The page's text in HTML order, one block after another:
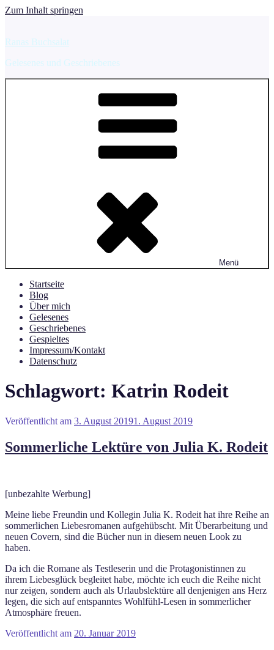
Zum Inhalt springen
Ranas Buchsalat
Gelesenes und Geschriebenes
Menü
Startseite
Blog
Über mich
Gelesenes
Geschriebenes
Gespieltes
Impressum/Kontakt
Datenschutz
Schlagwort: Katrin Rodeit
Veröffentlicht am 3. August 20191. August 2019
Sommerliche Lektüre von Julia K. Rodeit
[unbezahlte Werbung]
Meine liebe Freundin und Kollegin Julia K. Rodeit hat ihre Reihe an
sommerlichen Liebesromanen aufgehübscht. Mit Überarbeitung und
neuen Covern, sind die Bücher nun in diesem neuen Look zu
haben.
Da ich die Romane als Testleserin und die Protagonistinnen zu
ihrem Liebesglück begleitet habe, möchte ich euch die Reihe nicht
nur zeigen, sondern auch als Urlaubslektüre all denjenigen ans Herz
legen, die sich auf entspanntes Wohlfühl-Lesen in sommerlicher
Atmosphäre freuen.
Veröffentlicht am 20. Januar 2019